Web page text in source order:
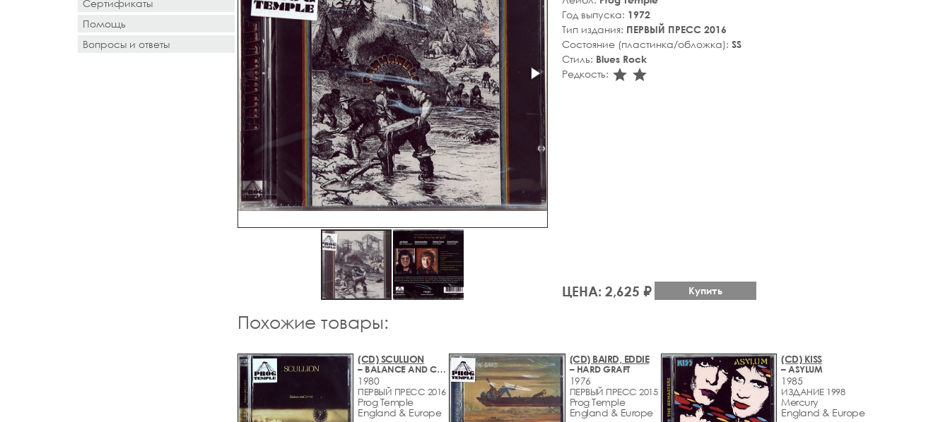
Сертификаты
Помощь
Вопросы и ответы
Год выпуска: 1972
Тип издания: ПЕРВЫЙ ПРЕСС 2016
Состояние (пластинка/обложка): SS
Стиль: Blues Rock
Редкость: star_rate
star_rate
ЦЕНА: 2,625 ₽ Купить
Похожие товары:
(CD) SCULLION
– BALANCE AND CONTROL
1980
ПЕРВЫЙ ПРЕСС 2016
Prog Temple
England & Europe
(CD) BAIRD, EDDIE
– HARD GRAFT
1976
ПЕРВЫЙ ПРЕСС 2015
Prog Temple
England & Europe
(CD) KISS
– ASYLUM
1985
ИЗДАНИЕ 1998
Mercury
England & Europe